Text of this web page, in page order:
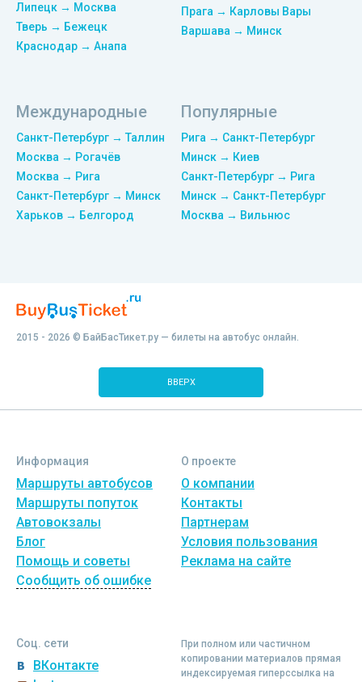
Липецк → Москва
Тверь → Бежецк
Краснодар → Анапа
Прага → Карловы Вары
Варшава → Минск
Международные
Санкт-Петербург → Таллин
Москва → Рогачёв
Москва → Рига
Санкт-Петербург → Минск
Харьков → Белгород
Популярные
Рига → Санкт-Петербург
Минск → Киев
Санкт-Петербург → Рига
Минск → Санкт-Петербург
Москва → Вильнюс
2015 - 2026 © БайБасТикет.ру — билеты на автобус онлайн.
ВВЕРХ
Информация
Маршруты автобусов
Маршруты попуток
Автовокзалы
Блог
Помощь и советы
Сообщить об ошибке
О проекте
О компании
Контакты
Партнерам
Условия пользования
Реклама на сайте
Соц. сети
ВКонтакте
При полном или частичном
копировании материалов прямая
индексируемая гиперссылка на